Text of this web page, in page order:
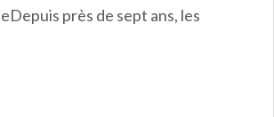
près de sept ans, les